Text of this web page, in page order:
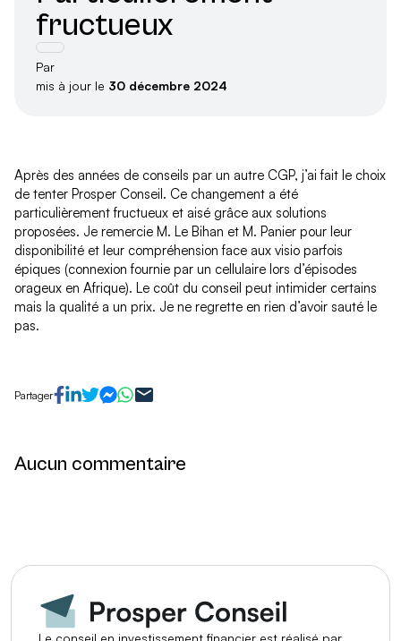
fructueux
Par
mis à jour le 30 décembre 2024
Après des années de conseils par un autre CGP, j’ai fait le choix
de tenter Prosper Conseil. Ce changement a été
particulièrement fructueux et aisé grâce aux solutions
proposées. Je remercie M. Le Bihan et M. Panier pour leur
disponibilité et leur compréhension face aux visio parfois
épiques (connexion fournie par un cellulaire lors d’épisodes
orageux en Afrique). Le coût du conseil peut intimider certains
mais la qualité a un prix. Je ne regrette en rien d’avoir sauté le
pas.
Partager
Aucun commentaire
Le conseil en investissement financier est réalisé par